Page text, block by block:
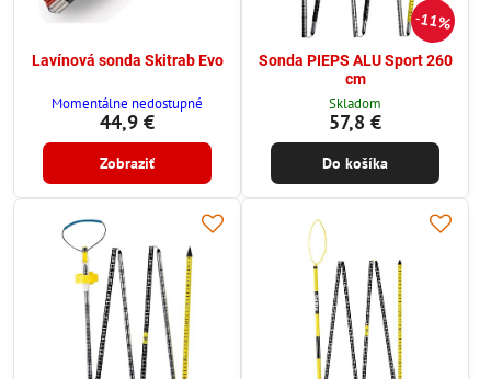
Lavínová sonda Skitrab Evo
Momentálne nedostupné
44,9 €
Zobraziť
11%
Sonda PIEPS ALU Sport 260
cm
Skladom
57,8 €
Do košíka